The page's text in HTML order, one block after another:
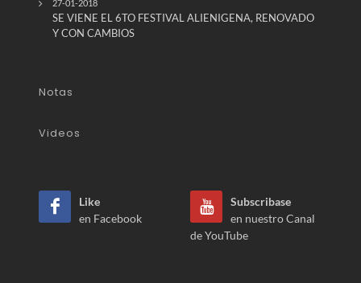
27-01-2018
SE VIENE EL 6TO FESTIVAL ALIENIGENA, RENOVADO
Y CON CAMBIOS
Notas
Videos
Like
en Facebook
Subscribase
en nuestro Canal
de YouTube